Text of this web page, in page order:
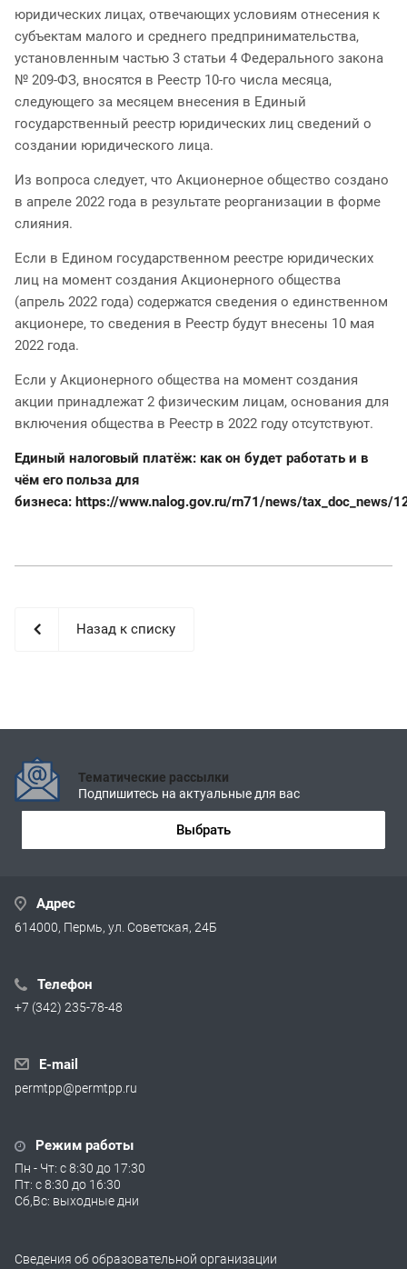
юридических лицах, отвечающих условиям отнесения к
субъектам малого и среднего предпринимательства,
установленным частью 3 статьи 4 Федерального закона
№ 209-ФЗ, вносятся в Реестр 10-го числа месяца,
следующего за месяцем внесения в Единый
государственный реестр юридических лиц сведений о
создании юридического лица.
Из вопроса следует, что Акционерное общество создано
в апреле 2022 года в результате реорганизации в форме
слияния.
Если в Едином государственном реестре юридических
лиц на момент создания Акционерного общества
(апрель 2022 года) содержатся сведения о единственном
акционере, то сведения в Реестр будут внесены 10 мая
2022 года.
Если у Акционерного общества на момент создания
акции принадлежат 2 физическим лицам, основания для
включения общества в Реестр в 2022 году отсутствуют.
Единый налоговый платёж: как он будет работать и в
чём его польза для
бизнеса: https://www.nalog.gov.ru/rn71/news/tax_doc_news/
Назад к списку
Тематические рассылки
Подпишитесь на актуальные для вас
Выбрать
Адрес
614000, Пермь, ул. Советская, 24Б
Телефон
+7 (342) 235-78-48
E-mail
permtpp@permtpp.ru
Режим работы
Пн - Чт: с 8:30 до 17:30
Пт: с 8:30 до 16:30
Сб,Вс: выходные дни
Сведения об образовательной организации